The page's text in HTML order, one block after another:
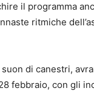
il programma
ritmiche
di canestri,
febbraio, con gli